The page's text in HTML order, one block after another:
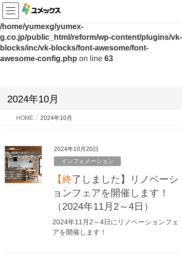
Warning : Undefined variable $fa_family in
/home/yumexg/yumex-
g.co.jp/public_html/reform/wp-content/plugins/vk-
blocks/inc/vk-blocks/font-awesome/font-
awesome-config.php on line 63
2024年10月
HOME 2024年10月
2024年10月20日
インフォメーション
【終了しました】リノベーシ
ョンフェアを開催します！
（2024年11月2～4日）
2024年11月2～4日にリノベーションフェ
アを開催します！